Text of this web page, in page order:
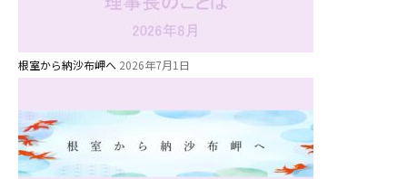
根室から納沙布岬へ 2026年7月1日